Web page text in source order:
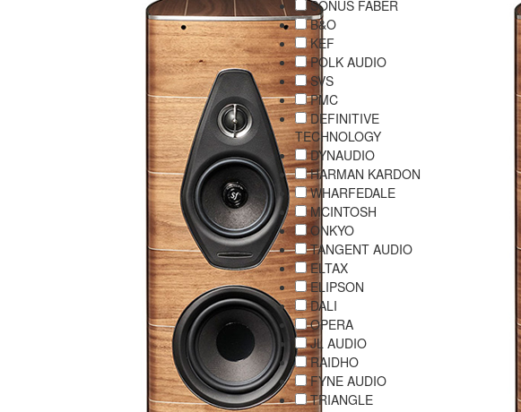
SONUS FABER
B&O
KEF
POLK AUDIO
SVS
PMC
DEFINITIVE
TECHNOLOGY
DYNAUDIO
HARMAN KARDON
WHARFEDALE
MCINTOSH
ONKYO
TANGENT AUDIO
ELTAX
ELIPSON
DALI
OPERA
JL AUDIO
RAIDHO
FYNE AUDIO
TRIANGLE